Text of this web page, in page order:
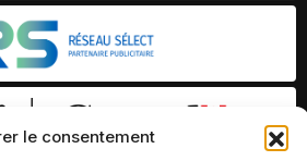
le consentement